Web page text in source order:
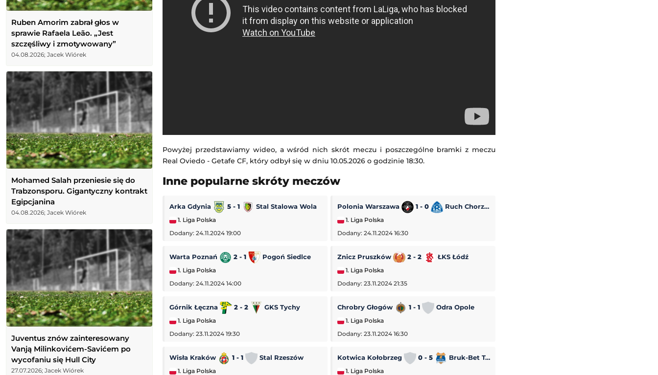
Ruben Amorim zabrał głos w
sprawie Rafaela Leão. „Jest
szczęśliwy i zmotywowany”
04.08.2026; Jacek Wiórek
Mohamed Salah przeniesie się do
Trabzonsporu. Gigantyczny kontrakt
Egipcjanina
04.08.2026; Jacek Wiórek
Juventus znów zainteresowany
Vanją Milinkovićem-Savićem po
wycofaniu się Hull City
27.07.2026; Jacek Wiórek
Powyżej przedstawiamy wideo, a wśród nich skrót meczu i poszczególne bramki z meczu
Real Oviedo - Getafe CF, który odbył się w dniu 10.05.2026 o godzinie 18:30.
Inne popularne skróty meczów
Arka Gdynia 5 - 1 Stal Stalowa Wola
1. Liga Polska
Dodany: 24.11.2024 19:00
Polonia Warszawa 1 - 0 Ruch Chorzów
1. Liga Polska
Dodany: 24.11.2024 16:30
Warta Poznań 2 - 1 Pogoń Siedlce
1. Liga Polska
Dodany: 24.11.2024 14:00
Znicz Pruszków 2 - 2 ŁKS Łódź
1. Liga Polska
Dodany: 23.11.2024 21:35
Górnik Łęczna 2 - 2 GKS Tychy
1. Liga Polska
Dodany: 23.11.2024 19:30
Chrobry Głogów 1 - 1 Odra Opole
1. Liga Polska
Dodany: 23.11.2024 16:30
Wisła Kraków 1 - 1 Stal Rzeszów
1. Liga Polska
Kotwica Kołobrzeg 0 - 5 Bruk-Bet Termalica Nieciecza
1. Liga Polska